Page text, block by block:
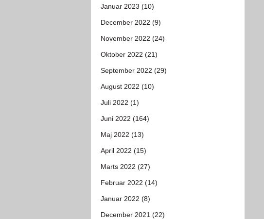
Januar 2023 (10)
December 2022 (9)
November 2022 (24)
Oktober 2022 (21)
September 2022 (29)
August 2022 (10)
Juli 2022 (1)
Juni 2022 (164)
Maj 2022 (13)
April 2022 (15)
Marts 2022 (27)
Februar 2022 (14)
Januar 2022 (8)
December 2021 (22)